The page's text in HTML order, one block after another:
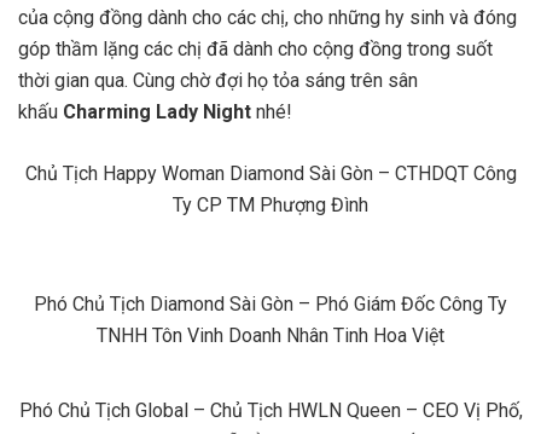
của cộng đồng dành cho các chị, cho những hy sinh và đóng
góp thầm lặng các chị đã dành cho cộng đồng trong suốt
thời gian qua. Cùng chờ đợi họ tỏa sáng trên sân
khấu Charming Lady Night nhé!
Chủ Tịch Happy Woman Diamond Sài Gòn – CTHDQT Công
Ty CP TM Phượng Đình
Phó Chủ Tịch Diamond Sài Gòn – Phó Giám Đốc Công Ty
TNHH Tôn Vinh Doanh Nhân Tinh Hoa Việt
Phó Chủ Tịch Global – Chủ Tịch HWLN Queen – CEO Vị Phố,